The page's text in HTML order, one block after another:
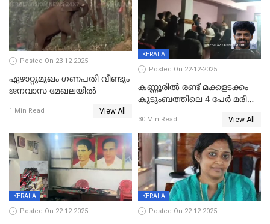
Posted On 23-12-2025
ഏഴാറ്റുമുഖം ഗണപതി വീണ്ടും
ജനവാസ മേഖലയിൽ
1 Min Read View All
KERALA
Posted On 22-12-2025
കണ്ണൂരിൽ രണ്ട് മക്കളടക്കം
കുടുംബത്തിലെ 4 പേർ മരിച്ച
30 Min Read View All
KERALA
Posted On 22-12-2025
KERALA
Posted On 22-12-2025